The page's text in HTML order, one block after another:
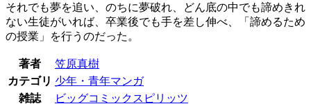
それでも夢を追い、のちに夢破れ、どん底の中でも諦めきれ
ない生徒がいれば、卒業後でも手を差し伸べ、「諦めるため
の授業」を行うのだった。
著者
笠原真樹
カテゴリ 少年・青年マンガ
雑誌
ビッグコミックスピリッツ